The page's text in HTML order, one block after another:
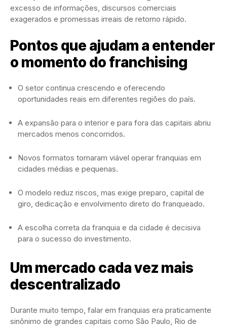
excesso de informações, discursos comerciais
exagerados e promessas irreais de retorno rápido.
Pontos que ajudam a entender
o momento do franchising
O setor continua crescendo e oferecendo
oportunidades reais em diferentes regiões do país.
A expansão para o interior e para fora das capitais abriu
mercados menos concorridos.
Novos formatos tornaram viável operar franquias em
cidades médias e pequenas.
O modelo reduz riscos, mas exige preparo, capital de
giro, dedicação e envolvimento direto do franqueado.
A escolha correta da franquia e da cidade é decisiva
para o sucesso do investimento.
Um mercado cada vez mais
descentralizado
Durante muito tempo, falar em franquias era praticamente
sinônimo de grandes capitais como São Paulo, Rio de